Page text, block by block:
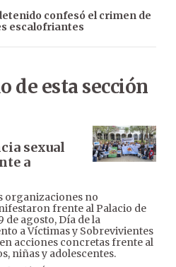
confesó el crimen de
escalofriantes
de esta sección
sexual
a
organizaciones no
frente al Palacio de
de agosto, Día de la
a Víctimas y Sobrevivientes
acciones concretas frente al
niñas y adolescentes.